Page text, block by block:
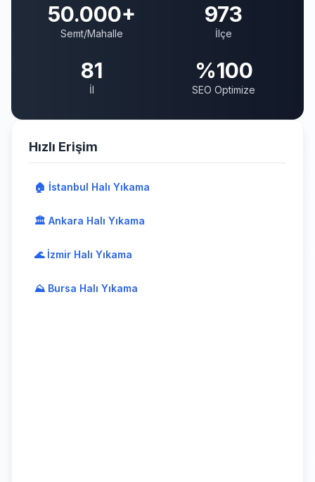
50.000+
Semt/Mahalle
973
İlçe
81
İl
%100
SEO Optimize
Hızlı Erişim
🏠 İstanbul Halı Yıkama
🏛️ Ankara Halı Yıkama
🌊 İzmir Halı Yıkama
⛰️ Bursa Halı Yıkama